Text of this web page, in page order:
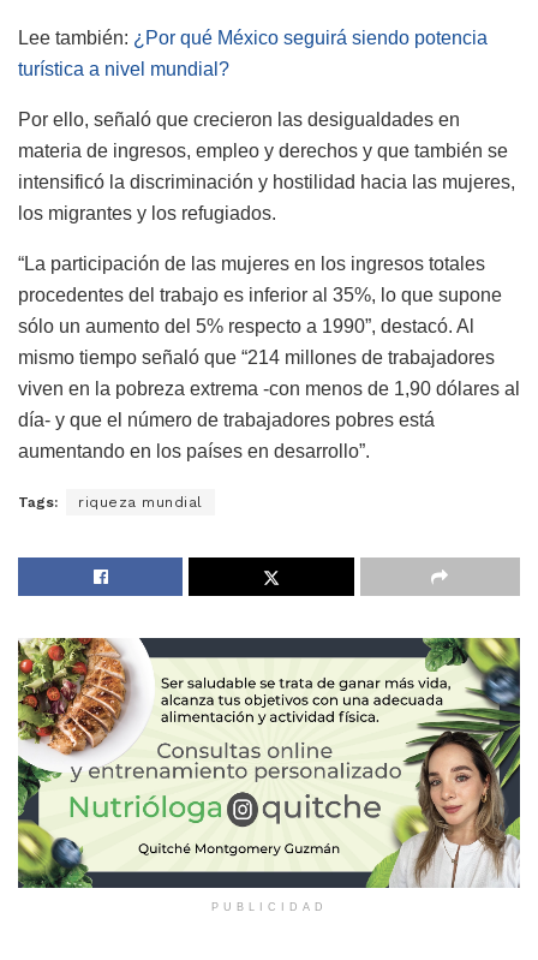
Lee también: ¿Por qué México seguirá siendo potencia
turística a nivel mundial?
Por ello, señaló que crecieron las desigualdades en
materia de ingresos, empleo y derechos y que también se
intensificó la discriminación y hostilidad hacia las mujeres,
los migrantes y los refugiados.
“La participación de las mujeres en los ingresos totales
procedentes del trabajo es inferior al 35%, lo que supone
sólo un aumento del 5% respecto a 1990”, destacó. Al
mismo tiempo señaló que “214 millones de trabajadores
viven en la pobreza extrema -con menos de 1,90 dólares al
día- y que el número de trabajadores pobres está
aumentando en los países en desarrollo”.
Tags: riqueza mundial
PUBLICIDAD